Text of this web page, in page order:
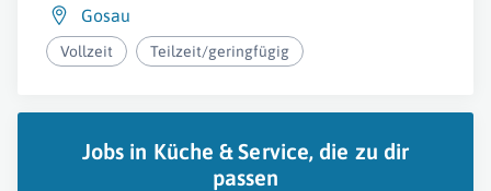
Gosau
Vollzeit Teilzeit/geringfügig
Jobs in Küche & Service, die zu dir
passen